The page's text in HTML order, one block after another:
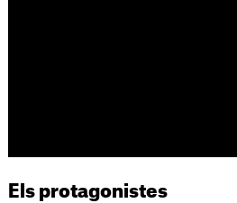
Els protagonistes